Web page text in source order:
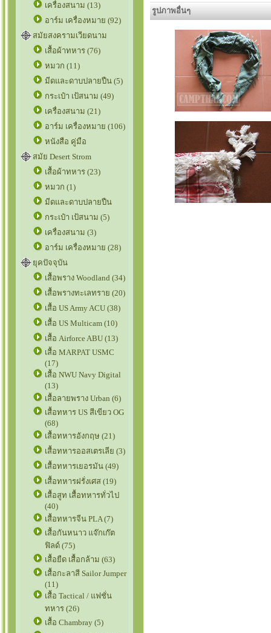
เครื่องสนาม (13)
อาร์ม เครื่องหมาย (92)
สมัยสงครามเวียดนาม
เสื้อผ้าทหาร (76)
หมวก (11)
มีดและดาบปลายปืน (5)
กระเป๋า เป้สนาม (49)
เครื่องสนาม (21)
อาร์ม เครื่องหมาย (106)
หนังสือ คู่มือ
สมัย Desert Strom
เสื้อผ้าทหาร (23)
หมวก (1)
มีดและดาบปลายปืน
กระเป๋า เป้สนาม (5)
เครื่องสนาม (3)
อาร์ม เครื่องหมาย (28)
ยุคปัจจุบัน
เสื้อพราง Woodland (34)
เสื้อพรางทะเลทราย (20)
เสื้อ US Army ACU (38)
เสื้อ US Multicam (10)
เสื้อ Airforce ABU (13)
เสื้อ MARPAT USMC
(17)
เสื้อ NWU Navy Digital
(13)
เสื้อลายพราง Urban (6)
เสื้อทหาร US สีเขียว OG
(68)
เสื้อทหารอังกฤษ (21)
เสื้อทหารออสเตรเลีย (3)
เสื้อทหารเยอรมัน (49)
เสื้อทหารฝรั่งเศส (19)
เสื้อสูท เสื้อทหารทั่วไป
(40)
เสื้อทหารจีน PLA (7)
เสื้อกันหนาว แจ๊กเก๊ต
ฟิลด์ (75)
เสื้อยืด เสื้อกล้าม (63)
เสื้อกะลาสี Sailor Jumper
(11)
เสื้อ Tactical / แฟชั่น
ทหาร (26)
เสื้อ Chambray (5)
รูปภาพอื่นๆ